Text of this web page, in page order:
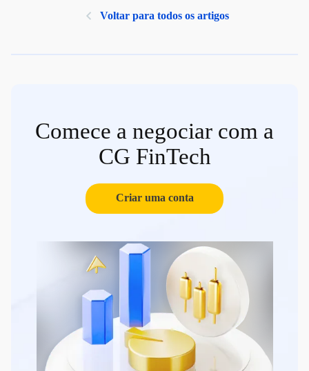
Voltar para todos os artigos
Comece a negociar com a
CG FinTech
Criar uma conta